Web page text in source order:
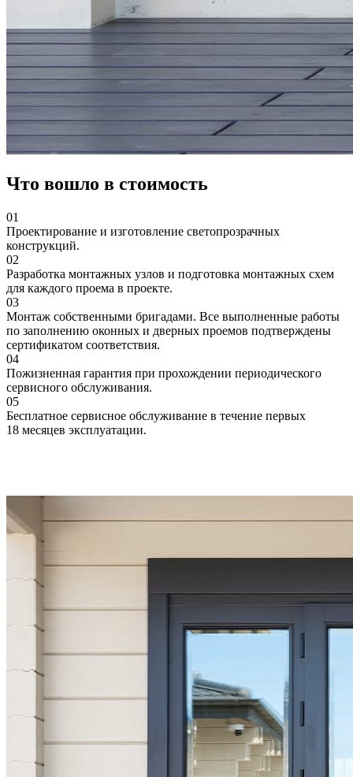
Что вошло в стоимость
01
Проектирование и изготовление светопрозрачных
конструкций.
02
Разработка монтажных узлов и подготовка монтажных схем
для каждого проема в проекте.
03
Монтаж собственными бригадами. Все выполненные работы
по заполнению оконных и дверных проемов подтверждены
сертификатом соответствия.
04
Пожизненная гарантия при прохождении периодического
сервисного обслуживания.
05
Бесплатное сервисное обслуживание в течение первых
18 месяцев эксплуатации.